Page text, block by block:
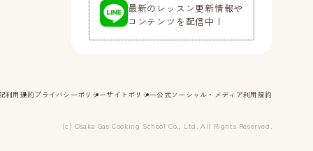
最新のレッスン更新情報や
コンテンツを配信中！
利用規約 プライバシーポリシーサイトポリシー公式ソーシャル・メディア利用規約
(c) Osaka Gas Cooking School Co., Ltd. All Rights Reserved.